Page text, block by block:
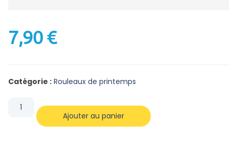
7,90€
Catégorie : Rouleaux de printemps
Ajouter au panier